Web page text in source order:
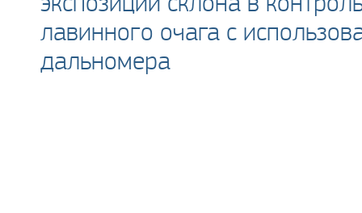
лавинного очага с
дальномера